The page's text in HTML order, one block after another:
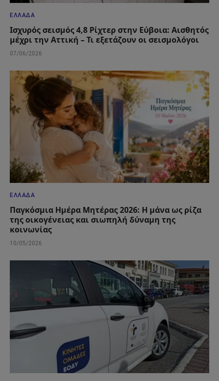
ΕΛΛΆΔΑ
Ισχυρός σεισμός 4,8 Ρίχτερ στην Εύβοια: Αισθητός
μέχρι την Αττική – Τι εξετάζουν οι σεισμολόγοι
07/06/2026
ΕΛΛΆΔΑ
Παγκόσμια Ημέρα Μητέρας 2026: Η μάνα ως ρίζα
της οικογένειας και σιωπηλή δύναμη της
κοινωνίας
10/05/2026